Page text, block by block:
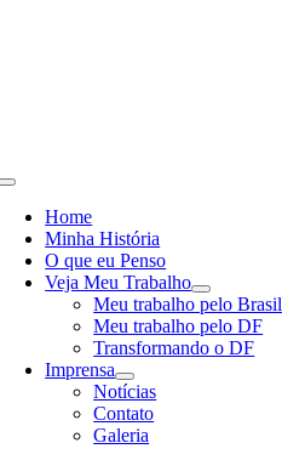
Toggle
NavigationHome
Minha História
O que eu Penso
Veja Meu Trabalho
Meu trabalho pelo Brasil
Meu trabalho pelo DF
Transformando o DF
Imprensa
Notícias
Contato
Galeria